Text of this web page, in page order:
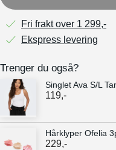
Fri frakt over 1 299,-
Ekspress levering
Trenger du også?
Singlet Ava S/L
119,-
Hårklyper Ofelia
229,-